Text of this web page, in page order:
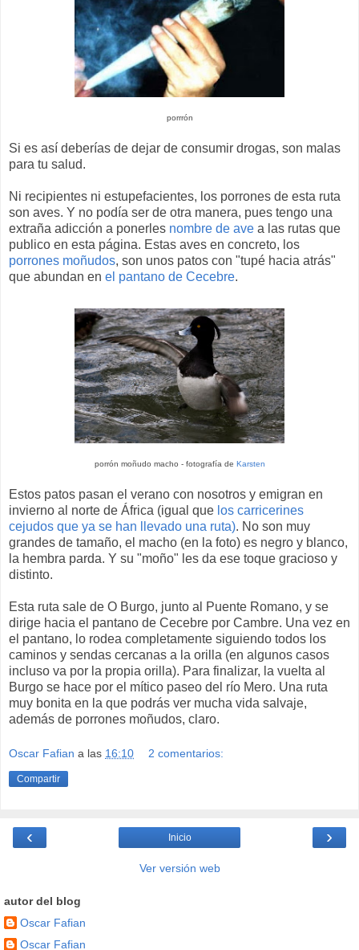
porrrón
Si es así deberías de dejar de consumir drogas, son malas
para tu salud.
Ni recipientes ni estupefacientes, los porrones de esta ruta
son aves. Y no podía ser de otra manera, pues tengo una
extraña adicción a ponerles nombre de ave a las rutas que
publico en esta página. Estas aves en concreto, los
porrones moñudos, son unos patos con "tupé hacia atrás"
que abundan en el pantano de Cecebre.
porrón moñudo macho - fotografía de Karsten
Estos patos pasan el verano con nosotros y emigran en
invierno al norte de África (igual que los carricerines
cejudos que ya se han llevado una ruta). No son muy
grandes de tamaño, el macho (en la foto) es negro y blanco,
la hembra parda. Y su "moño" les da ese toque gracioso y
distinto.
Esta ruta sale de O Burgo, junto al Puente Romano, y se
dirige hacia el pantano de Cecebre por Cambre. Una vez en
el pantano, lo rodea completamente siguiendo todos los
caminos y sendas cercanas a la orilla (en algunos casos
incluso va por la propia orilla). Para finalizar, la vuelta al
Burgo se hace por el mítico paseo del río Mero. Una ruta
muy bonita en la que podrás ver mucha vida salvaje,
además de porrones moñudos, claro.
Oscar Fafian a las 16:10 2 comentarios:
Compartir
‹ ›
Inicio
Ver versión web
autor del blog
Oscar Fafian
Oscar Fafian